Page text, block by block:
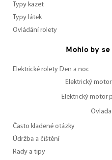
Typy kazet
Typy látek
Ovládání rolety
Mohlo by
Elektrické rolety Den a noc
Elektrický
Elektrický motor
Často kladené otázky
Údržba a čištění
Rady a tipy